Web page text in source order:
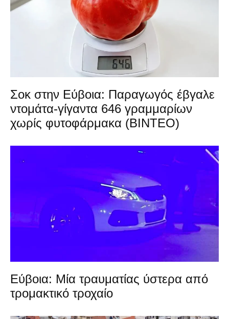
Σοκ στην Εύβοια: Παραγωγός έβγαλε
ντομάτα-γίγαντα 646 γραμμαρίων
χωρίς φυτοφάρμακα (ΒΙΝΤΕΟ)
Εύβοια: Μία τραυματίας ύστερα από
τρομακτικό τροχαίο